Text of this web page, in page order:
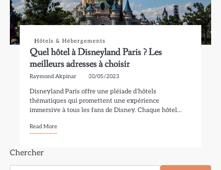
Hôtels & Hébergements
Quel hôtel à Disneyland Paris ? Les
meilleurs adresses à choisir
Raymond Akpinar 30/05/2023
Disneyland Paris offre une pléiade d’hôtels
thématiques qui promettent une expérience
immersive à tous les fans de Disney. Chaque hôtel…
Read More
Chercher